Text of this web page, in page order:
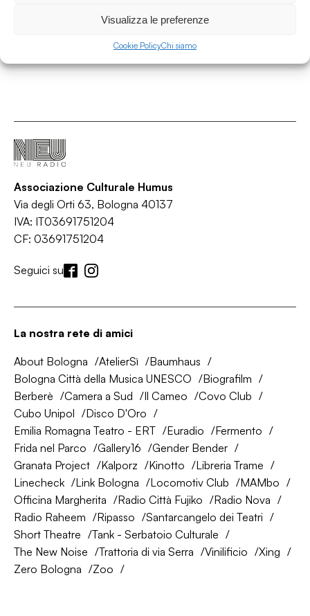
Visualizza le preferenze
Cookie PolicyChi siamo
Italo disco/Nu-disco/Pop
Associazione Culturale Humus
Via degli Orti 63, Bologna 40137
IVA: IT03691751204
CF: 03691751204
Seguici su
La nostra rete di amici
About Bologna AtelierSì
Baumhaus
Bologna Città della Musica UNESCO
Biografilm
Berberè
Camera a Sud Il Cameo
Covo Club
Cubo Unipol
Disco D'Oro
Emilia Romagna Teatro - ERT
Euradio
Fermento
Frida nel Parco
Gallery16
Gender Bender
Granata Project
Kalporz Kinotto
Libreria Trame
Linecheck
Link Bologna Locomotiv Club
MAMbo
Officina Margherita
Radio Città Fujiko
Radio Nova
Radio Raheem
Ripasso
Santarcangelo dei Teatri
Short Theatre
Tank - Serbatoio Culturale
The New Noise
Trattoria di via Serra Vinilificio
Xing
Zero Bologna
Zoo